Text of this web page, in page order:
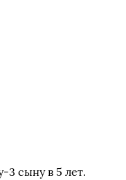
3 сыну в 5 лет.